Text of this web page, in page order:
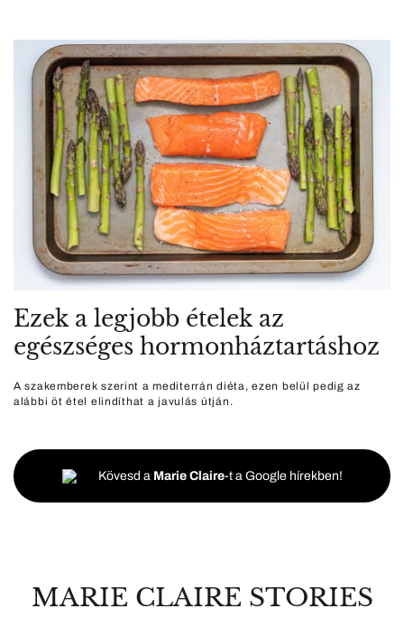
Ezek a legjobb ételek az
egészséges hormonháztartáshoz
A szakemberek szerint a mediterrán diéta, ezen belül pedig az
alábbi öt étel elindíthat a javulás útján.
Kövesd a Marie Claire-t a Google hírekben!
MARIE CLAIRE STORIES